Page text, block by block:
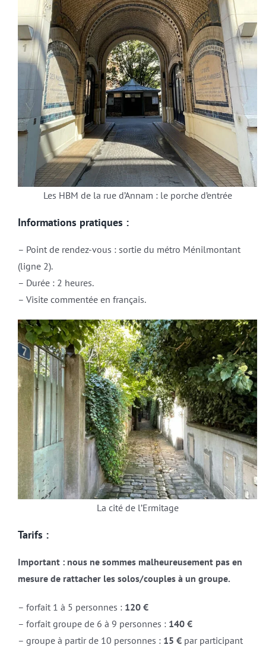
Les HBM de la rue d’Annam : le porche d’entrée
Informations pratiques :
– Point de rendez-vous : sortie du métro Ménilmontant
(ligne 2).
– Durée : 2 heures.
– Visite commentée en français.
La cité de l’Ermitage
Tarifs :
Important : nous ne sommes malheureusement pas en
mesure de rattacher les solos/couples à un groupe.
– forfait 1 à 5 personnes : 120 €
– forfait groupe de 6 à 9 personnes : 140 €
– groupe à partir de 10 personnes : 15 €par participant